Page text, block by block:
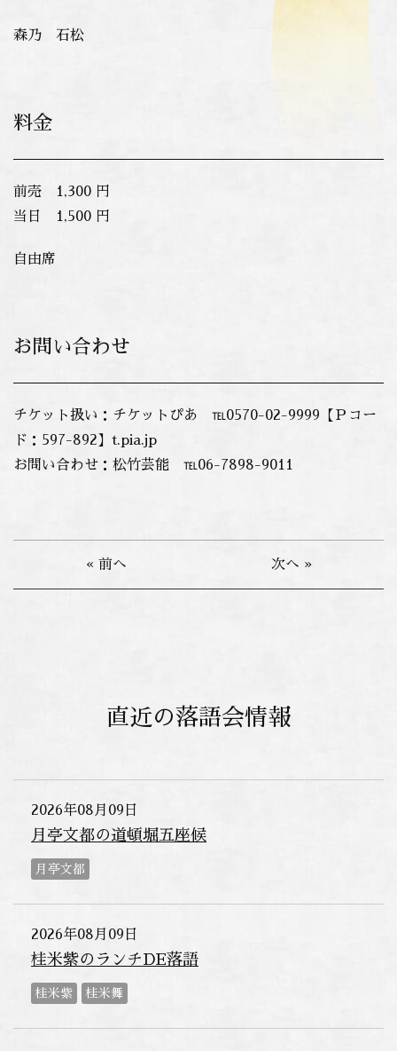
森乃 石松
料金
前売 1,300 円
当日 1,500 円
自由席
お問い合わせ
チケット扱い：チケットぴあ ℡0570-02-9999【Ｐコー
ド：597-892】t.pia.jp
お問い合わせ：松竹芸能 ℡06-7898-9011
« 前へ 次へ »
直近の落語会情報
2026年08月09日
月亭文都の道頓堀五座候
月亭文都
2026年08月09日
桂米紫のランチDE落語
桂米紫 桂米舞